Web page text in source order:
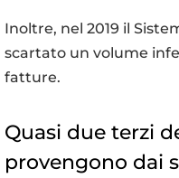
Inoltre, nel 2019 il
scartato un volume
fatture.
Quasi due terzi
provengono dai